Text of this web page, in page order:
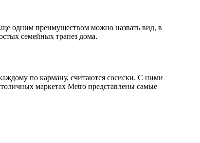
одним преимуществом можно назвать вид, в
семейных трапез дома.
по карману, считаются сосиски. С ними
маркетах Metro представлены самые